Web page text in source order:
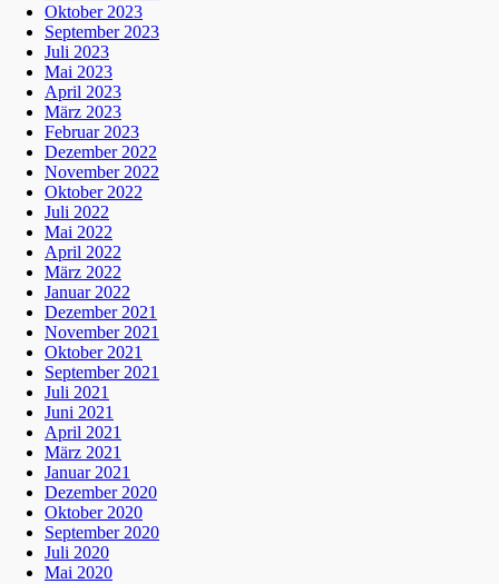
Oktober 2023
September 2023
Juli 2023
Mai 2023
April 2023
März 2023
Februar 2023
Dezember 2022
November 2022
Oktober 2022
Juli 2022
Mai 2022
April 2022
März 2022
Januar 2022
Dezember 2021
November 2021
Oktober 2021
September 2021
Juli 2021
Juni 2021
April 2021
März 2021
Januar 2021
Dezember 2020
Oktober 2020
September 2020
Juli 2020
Mai 2020